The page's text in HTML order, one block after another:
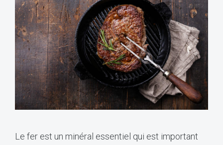
Le fer est un minéral essentiel qui est important